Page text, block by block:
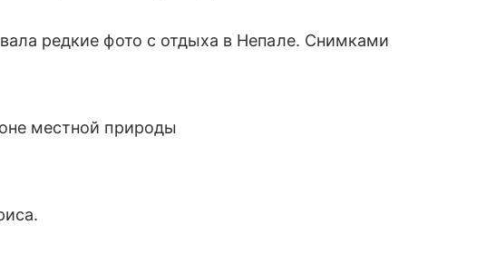
редкие фото с отдыха в Непале. Снимками
местной природы